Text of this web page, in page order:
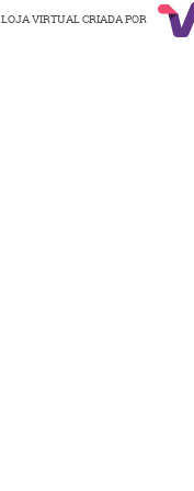
LOJA VIRTUAL CRIADA POR